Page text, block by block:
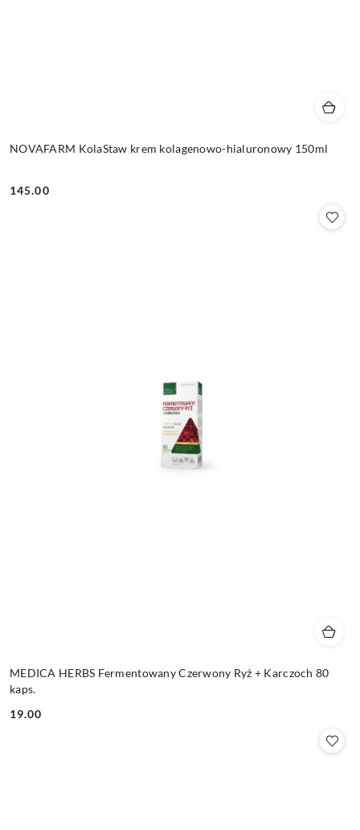
NOVAFARM KolaStaw krem kolagenowo-hialuronowy 150ml
Cena:
145.00
MEDICA HERBS Fermentowany Czerwony Ryż + Karczoch 80
kaps.
Cena:
19.00